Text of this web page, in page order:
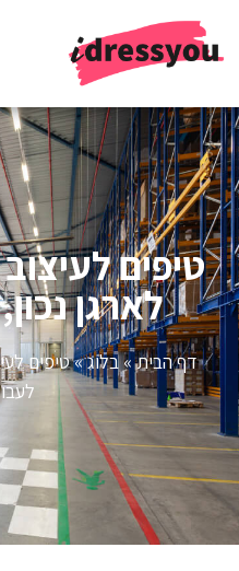
טיפים
לארגן
דף הבית»בלוג»טיפים